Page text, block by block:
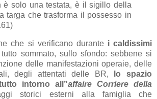
è solo una testata, è il sigillo della
targa che trasforma il possesso in
che si verificano durante i caldissimi
tutto sommato, sullo sfondo: sebbene si
delle manifestazioni operaie, delle
degli attentati delle BR,
lo spazio
intorno all’'affaire Corriere della
storici esterni alla famiglia che